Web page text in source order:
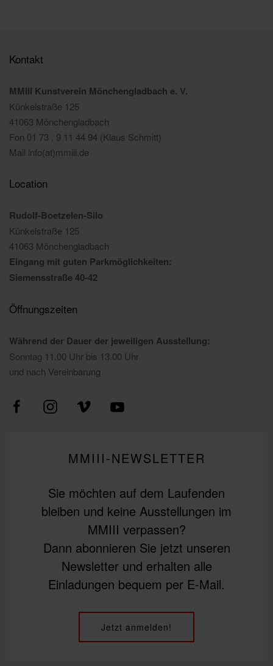
Kontakt
MMIII Kunstverein Mönchengladbach e. V.
Künkelstraße 125
41063 Mönchengladbach
Fon 01 73 . 9 11 44 94 (Klaus Schmitt)
Mail info(at)mmiii.de
Location
Rudolf-Boetzelen-Silo
Künkelstraße 125
41063 Mönchengladbach
Eingang mit guten Parkmöglichkeiten:
Siemensstraße 40-42
Öffnungszeiten
Während der Dauer der jeweiligen Ausstellung:
Sonntag 11.00 Uhr bis 13.00 Uhr
und nach Vereinbarung
MMIII-NEWSLETTER
Sie möchten auf dem Laufenden
bleiben und keine Ausstellungen im
MMIII verpassen?
Dann abonnieren Sie jetzt unseren
Newsletter und erhalten alle
Einladungen bequem per E-Mail.
Jetzt anmelden!